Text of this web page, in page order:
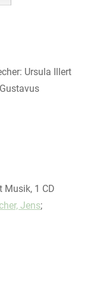
Ursula Illert
Musik, 1 CD
Beteiligten Person
Jens;